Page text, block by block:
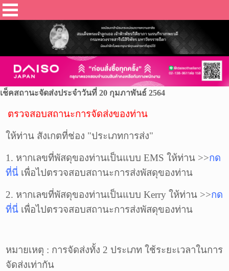
เช็คสถานะจัดส่งประจำวันที่ 20 กุมภาพันธ์ 2564
ตรวจสอบสถานะการจัดส่งของท่าน
ให้ท่าน สังเกตที่ช่อง "ประเภทการส่ง"
1. หากเลขที่พัสดุของท่านเป็นแบบ EMS ให้ท่าน >>กด
ที่นี่ เพื่อไปตรวจสอบสถานะการส่งพัสดุของท่าน
2. หากเลขที่พัสดุของท่านเป็นแบบ Kerry ให้ท่าน >>กด
ที่นี่ เพื่อไปตรวจสอบสถานะการส่งพัสดุของท่าน
หมายเหตุ : การจัดส่งทั้ง 2 ประเภท ใช้ระยะเวลาในการ
จัดส่งเท่ากัน